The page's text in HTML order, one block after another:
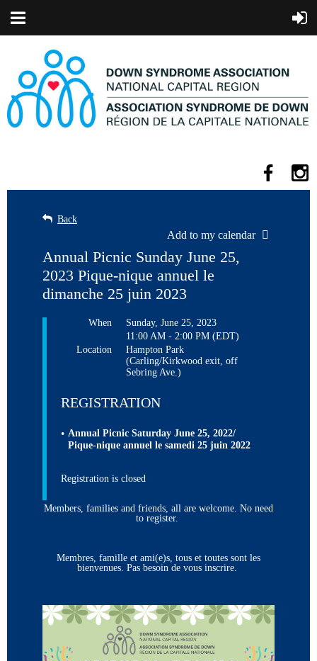
Back
Add to my calendar
Annual Picnic Sunday June 25,
2023 Pique-nique annuel le
dimanche 25 juin 2023
When
Sunday, June 25, 2023
11:00 AM - 2:00 PM (EDT)
Location
Hampton Park
(Carling/Kirkwood exit, off
Sebring Ave.)
REGISTRATION
Annual Picnic Saturday June 25, 2022/
Pique-nique annuel le samedi 25 juin 2022
Registration is closed
Members, families and friends, all are welcome. No need
to register.
Membres, famille et ami(e)s, tous et toutes sont les
bienvenues. Pas besoin de vous inscrire.